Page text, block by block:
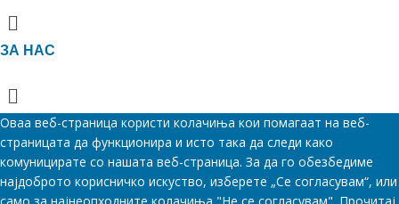
Menu
ЗА НАС
Menu
Оваа веб-страница користи колачиња кои помагаат на веб-
страницата да функционира и исто така да следи како
комуницирате со нашата веб-страница. За да го обезбедиме
најдоброто корисничко искуство, изберете „Се согласувам“, или